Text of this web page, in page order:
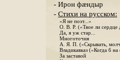
- Ирон фæндыр
- Стихи на русском:
«Я не поэт...»
О. В. Р. («Твое ли сердце
Да, я уж стар...
Многоточия
А. Я. П. («Скрывать,
Владикавказ («Когда б
За заставой